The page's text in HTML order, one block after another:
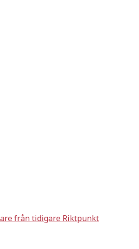
från tidigare Riktpunkt